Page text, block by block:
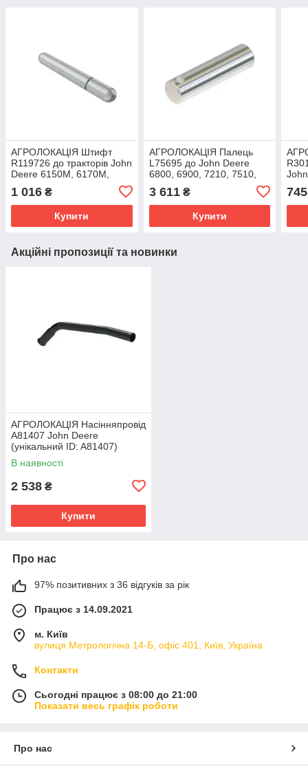
АГРОЛОКАЦІЯ Штифт
R119726 до тракторів John
Deere 6150M, 6170M,
6810, 6910, 6910S, 6820,
6920, 6920S
1 016 ₴
Купити
АГРОЛОКАЦІЯ Палець
L75695 до John Deere
6800, 6900, 7210, 7510,
(унікальний ID: L75695)
3 611₴
Купити
745
Акційні пропозиції та новинки
АГРОЛОКАЦІЯ Насінняпровід
A81407 John Deere
(унікальний ID: A81407)
В наявності
2 538 ₴
Купити
Про нас
97% позитивних з 36 відгуків за рік
Працює з 14.09.2021
м. Київ
вулиця Метрологічна 14-Б, офіс 401, Київ, Україна
Контакти
Сьогодні працює з 08:00 до 21:00
Показати весь графік роботи
Про нас